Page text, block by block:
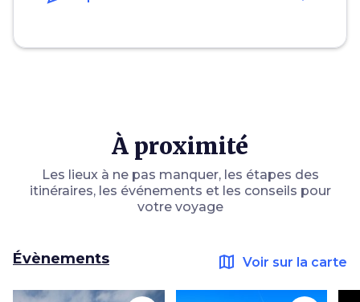
À proximité
Les lieux à ne pas manquer, les étapes des
itinéraires, les événements et les conseils pour
votre voyage
Évènements map Voir sur la carte